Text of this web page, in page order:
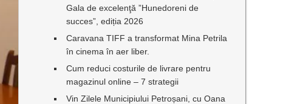
Gala de excelenţă ”Hunedoreni de
succes”, ediția 2026
Caravana TIFF a transformat Mina Petrila
în cinema în aer liber.
Cum reduci costurile de livrare pentru
magazinul online – 7 strategii
Vin Zilele Municipiului Petroșani, cu Oana